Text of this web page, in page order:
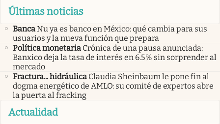
Últimas noticias
BancaNu ya es banco en México: qué cambia para sus
usuarios y la nueva función que prepara
Política monetaria Crónica de una pausa anunciada:
Banxico deja la tasa de interés en 6.5% sin sorprender al
mercado
Fractura... hidráulica Claudia Sheinbaum le pone fin al
dogma energético de AMLO: su comité de expertos abre
la puerta al fracking
Actualidad